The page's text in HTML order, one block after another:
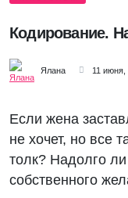
Кодирование.
Ялана 11 июня,
Если жена
не хочет, но все
толк? Надолго
собственного